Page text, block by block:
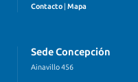
Contacto | Mapa
Sede Concepción
Ainavillo 456